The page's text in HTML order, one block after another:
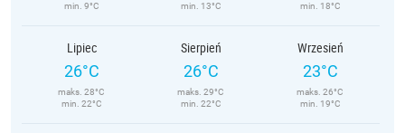
min. 9°C
min. 13°C
min. 18°C
Lipiec
26°C
maks. 28°C
min. 22°C
Sierpień
26°C
maks. 29°C
min. 22°C
Wrzesień
23°C
maks. 26°C
min. 19°C